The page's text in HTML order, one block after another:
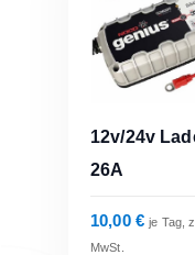
exkl. 19 %
zzgl.
Zur
12v/24v
26A
10,00 € je Tag,
MwSt.